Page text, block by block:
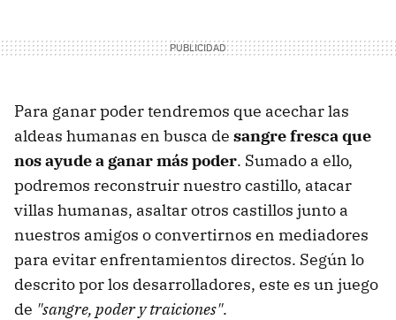
Para ganar poder tendremos que acechar las
aldeas humanas en busca de sangre fresca que
nos ayude a ganar más poder. Sumado a ello,
podremos reconstruir nuestro castillo, atacar
villas humanas, asaltar otros castillos junto a
nuestros amigos o convertirnos en mediadores
para evitar enfrentamientos directos. Según lo
descrito por los desarrolladores, este es un juego
de "sangre, poder y traiciones".